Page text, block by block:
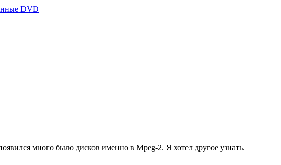
много было дисков именно в Mpeg-2. Я хотел другое узнать.